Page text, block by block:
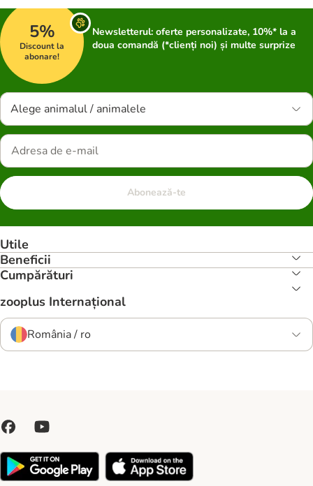
5%
Discount la
abonare!
Newsletterul: oferte personalizate, 10%* la a
doua comandă (*clienți noi) și multe surprize
Alege animalul / animalele
Abonează-te
Utile
Beneficii
Cumpărături
zooplus Internațional
România / ro